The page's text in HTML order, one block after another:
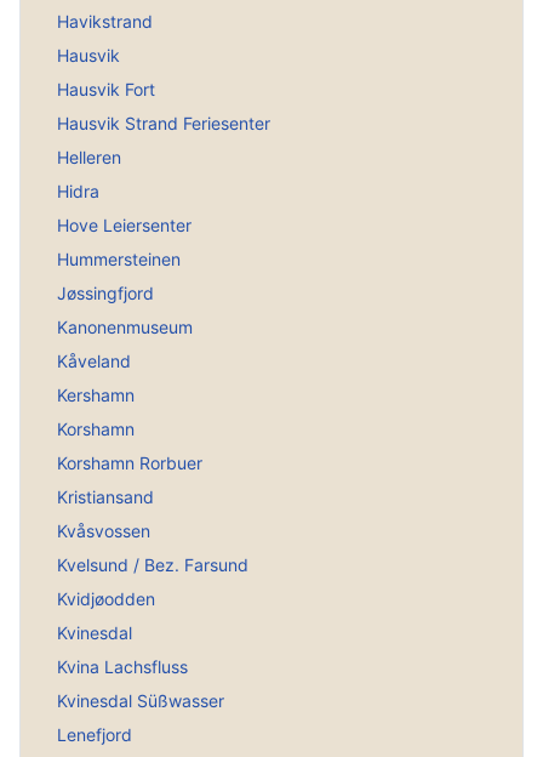
Havikstrand
Hausvik
Hausvik Fort
Hausvik Strand Feriesenter
Helleren
Hidra
Hove Leiersenter
Hummersteinen
Jøssingfjord
Kanonenmuseum
Kåveland
Kershamn
Korshamn
Korshamn Rorbuer
Kristiansand
Kvåsvossen
Kvelsund / Bez. Farsund
Kvidjøodden
Kvinesdal
Kvina Lachsfluss
Kvinesdal Süßwasser
Lenefjord